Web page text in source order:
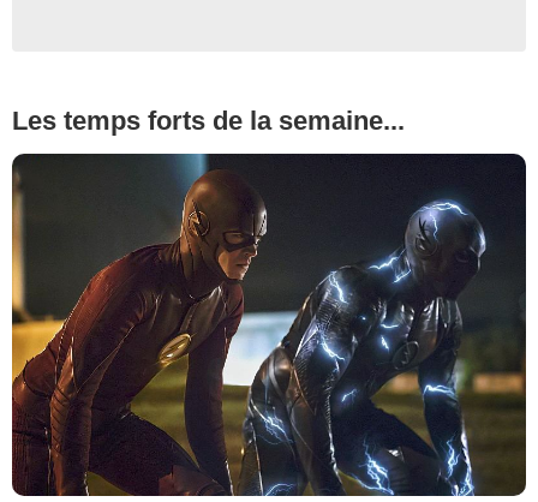
Les temps forts de la semaine...